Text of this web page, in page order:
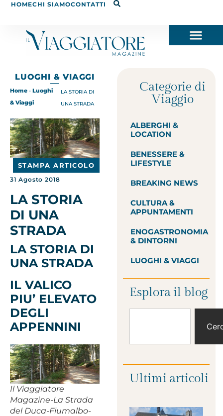
HOMECHI SIAMOCONTATTI
LUOGHI & VIAGGI
Home - Luoghi
& Viaggi
LA STORIA DI
UNA STRADA
STAMPA ARTICOLO
31 Agosto 2018
LA STORIA
DI UNA
STRADA
LA STORIA DI
UNA STRADA
IL VALICO
PIU’ ELEVATO
DEGLI
APPENNINI
Il Viaggiatore
Magazine-La Strada
del Duca-Fiumalbo-
Categorie di
Viaggio
ALBERGHI &
LOCATION
BENESSERE &
LIFESTYLE
BREAKING NEWS
CULTURA &
APPUNTAMENTI
ENOGASTRONOMIA
& DINTORNI
LUOGHI & VIAGGI
Esplora il blog
Ultimi articoli